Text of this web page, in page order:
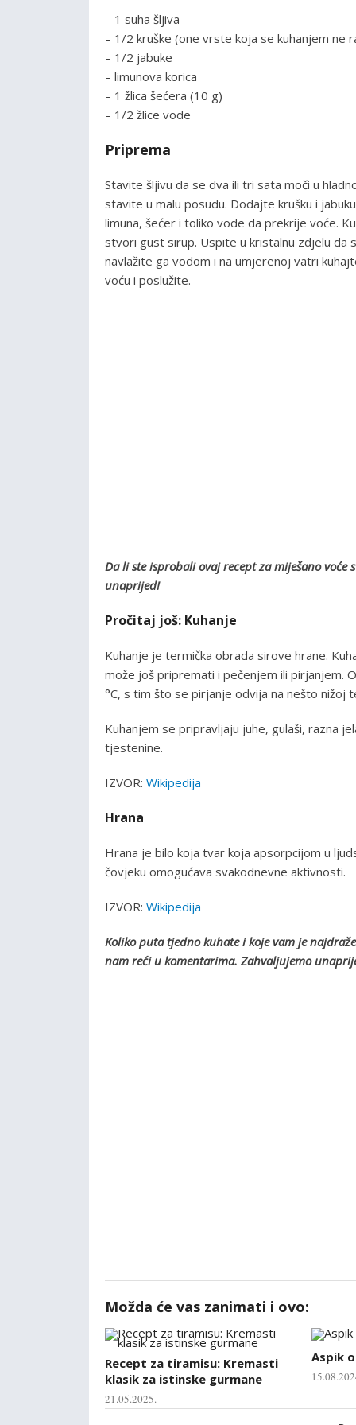
– 1 suha šljiva
– 1/2 kruške (one vrste koja se kuhanjem ne
– 1/2 jabuke
– limunova korica
– 1 žlica šećera (10 g)
– 1/2 žlice vode
Priprema
Stavite šljivu da se dva ili tri sata moči u
stavite u malu posudu. Dodajte krušku i
limuna, šećer i toliko vode da prekrije voće.
stvori gust sirup. Uspite u kristalnu zdjelu da
navlažite ga vodom i na umjerenoj vatri
voću i poslužite.
Da li ste isprobali ovaj recept za miješano
unaprijed!
Pročitaj još: Kuhanje
Kuhanje je termička obrada sirove hrane.
može još pripremati i pečenjem ili pirjanjem.
°C, s tim što se pirjanje odvija na nešto nižoj
Kuhanjem se pripravljaju juhe, gulaši, razna
tjestenine.
IZVOR: Wikipedija
Hrana
Hrana je bilo koja tvar koja apsorpcijom u
čovjeku omogućava svakodnevne aktivnosti.
IZVOR: Wikipedija
Koliko puta tjedno kuhate i koje vam je
nam reći u komentarima. Zahvaljujemo
Možda će vas zanimati i ovo:
Recept za tiramisu: Kremasti
klasik za istinske gurmane
21.05.2025.
Aspik